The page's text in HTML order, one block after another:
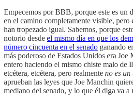
Empecemos por BBB, porque este es un
en el camino completamente visible, pero
han tropezado igual. Sabemos, porque
notorio desde el mismo día en que los
número cincuenta en el senado ganando
más poderoso de Estados Unidos era
entero haciendo el mismo chiste malo de
etcétera, etcétera, pero realmente no es un
aprueban las leyes que Joe Manchin
mediano del senado, y lo que él diga va a